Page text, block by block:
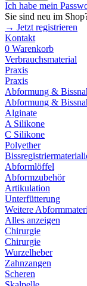
Ich habe mein
Sie sind neu im
→ Jetzt registrieren
Kontakt
0 Warenkorb
Verbrauchsmaterial
Praxis
Praxis
Abformung &
Abformung &
Alginate
A Silikone
C Silikone
Polyether
Abformlöffel
Abformzubehör
Artikulation
Unterfütterung
Weitere
Alles anzeigen
Chirurgie
Chirurgie
Wurzelheber
Zahnzangen
Scheren